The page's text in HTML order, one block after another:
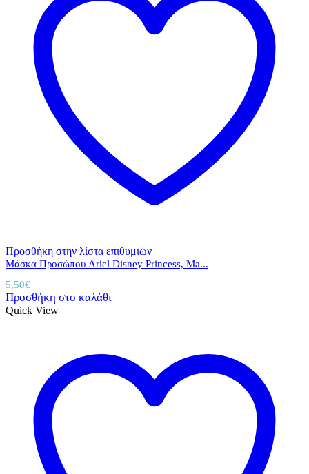
Προσθήκη στην λίστα επιθυμιών
Μάσκα Προσώπου Ariel Disney Princess, Ma...
5,50€
Προσθήκη στο καλάθι
Quick View